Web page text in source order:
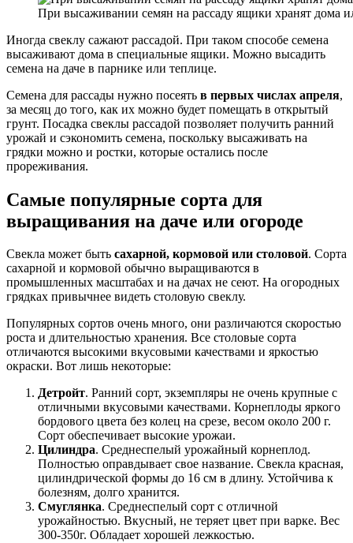
При высаживании семян на рассаду ящики хранят дома
Иногда свеклу сажают рассадой. При таком способе семена
высаживают дома в специальные ящики. Можно высадить
семена на даче в парнике или теплице.
Семена для рассады нужно посеять в первых числах апреля,
за месяц до того, как их можно будет помещать в открытый
грунт. Посадка свеклы рассадой позволяет получить ранний
урожай и сэкономить семена, поскольку высаживать на
грядки можно и ростки, которые остались после
прореживания.
Самые популярные сорта для
выращивания на даче или огороде
Свекла может быть сахарной, кормовой или столовой. Сорта
сахарной и кормовой обычно выращиваются в
промышленных масштабах и на дачах не сеют. На огородных
грядках привычнее видеть столовую свеклу.
Популярных сортов очень много, они различаются скоростью
роста и длительностью хранения. Все столовые сорта
отличаются высокими вкусовыми качествами и яркостью
окраски. Вот лишь некоторые:
Детройт. Ранний сорт, экземпляры не очень крупные с
отличными вкусовыми качествами. Корнеплоды яркого
бордового цвета без колец на срезе, весом около 200 г.
Сорт обеспечивает высокие урожаи.
Цилиндра. Среднеспелый урожайный корнеплод.
Полностью оправдывает свое название. Свекла красная,
цилиндрической формы до 16 см в длину. Устойчива к
болезням, долго хранится.
Смуглянка. Среднеспелый сорт с отличной
урожайностью. Вкусный, не теряет цвет при варке. Вес
300-350г. Обладает хорошей лежкостью.